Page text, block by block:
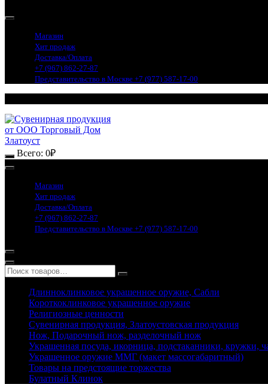
Магазин
Хит продаж
Доставка/Оплата
+7 (967) 862-27-87
Представительство в Москве +7 (977) 587-17-00
Всего: 0₽
Магазин
Хит продаж
Доставка/Оплата
+7 (967) 862-27-87
Представительство в Москве +7 (977) 587-17-00
Длинноклинковое украшенное оружие, Сабли
Короткоклинковое украшенное оружие
Религиозные ценности
Сувенирная продукция, Златоустовская продукция
Нож, Подарочный нож, разделочный нож
Украшенная посуда, икорница, подстаканники, кружки,
Украшенное оружие ММГ (макет массогабаритный)
Товары на предстоящие торжества
Булатный Клинок